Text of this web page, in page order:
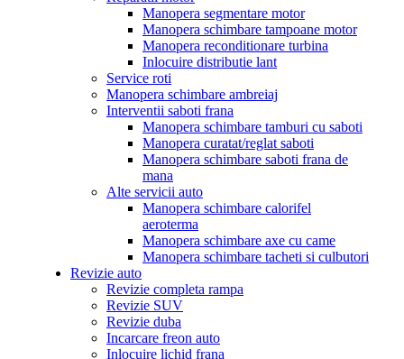
Manopera segmentare motor
Manopera schimbare tampoane motor
Manopera reconditionare turbina
Inlocuire distributie lant
Service roti
Manopera schimbare ambreiaj
Interventii saboti frana
Manopera schimbare tamburi cu saboti
Manopera curatat/reglat saboti
Manopera schimbare saboti frana de
mana
Alte servicii auto
Manopera schimbare calorifel
aeroterma
Manopera schimbare axe cu came
Manopera schimbare tacheti si culbutori
Revizie auto
Revizie completa rampa
Revizie SUV
Revizie duba
Incarcare freon auto
Inlocuire lichid frana